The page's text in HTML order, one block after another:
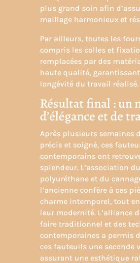
plus grand soin afin
maillage harmonieux et
Par ailleurs, toutes les
compris les colles et
remplacées par des
haute qualité,
longévité du travail réalisé.
Résultat final : un
d’élégance et de
Après plusieurs semaines
précis et soigné, ces
contemporains ont
splendeur. L’association
polyuréthane et du
l’ancienne confère à ces
charme intemporel, tout
leur modernité. L’alliance
faire traditionnel et des
contemporaines a permis
ces fauteuils une seconde
assurant une esthétique